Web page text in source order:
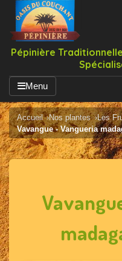
Pépinière
Menu
Accueil Nos plantes Les
Vavangue - Vangueria